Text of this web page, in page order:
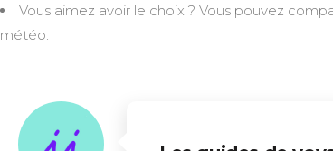
Vous aimez avoir le choix ? Vous pouvez
météo.